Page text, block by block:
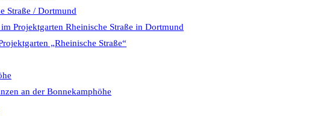
Straße / Dortmund
Projektgarten Rheinische Straße in Dortmund
„Rheinische Straße“
an der Bonnekamphöhe